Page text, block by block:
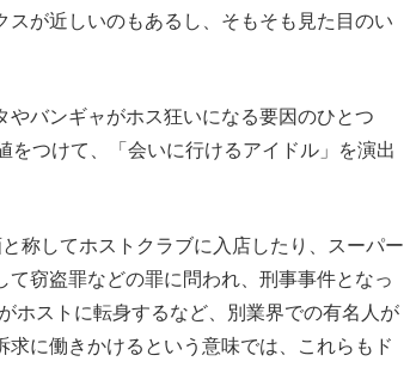
が近しいのもあるし、そもそも見た目のい
バンギャがホス狂いになる要因のひとつ
つけて、「会いに行けるアイドル」を演出
称してホストクラブに入店したり、スーパー
窃盗罪などの罪に問われ、刑事事件となっ
ホストに転身するなど、別業界での有名人が
に働きかけるという意味では、これらもド